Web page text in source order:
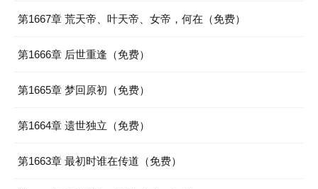
第1667章 荒天帝、叶天帝、女帝，何在（免费）
第1666章 后世重逢（免费）
第1665章 梦回原初（免费）
第1664章 遗世独立（免费）
第1663章 最初时谁在传道（免费）